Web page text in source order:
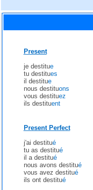
Present
je destitue
tu destitues
il destitue
nous destituons
vous destituez
ils destituent
Present Perfect
j'ai destitué
tu as destitué
il a destitué
nous avons destitué
vous avez destitué
ils ont destitué